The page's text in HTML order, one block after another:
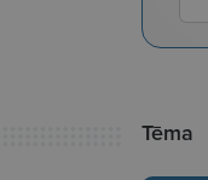
Tēma